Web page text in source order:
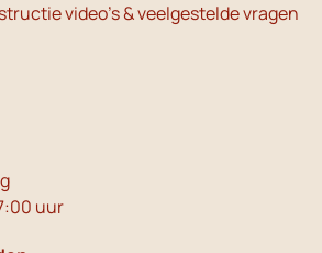
video's & veelgestelde vragen
uur